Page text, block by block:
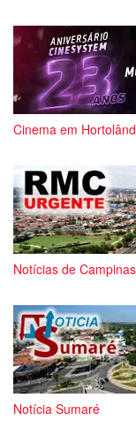
Cinema em
Notícias de Campinas
Notícia Sumaré